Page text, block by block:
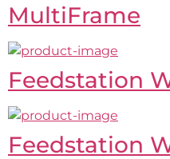
MultiFrame
Feedstation
Feedstation